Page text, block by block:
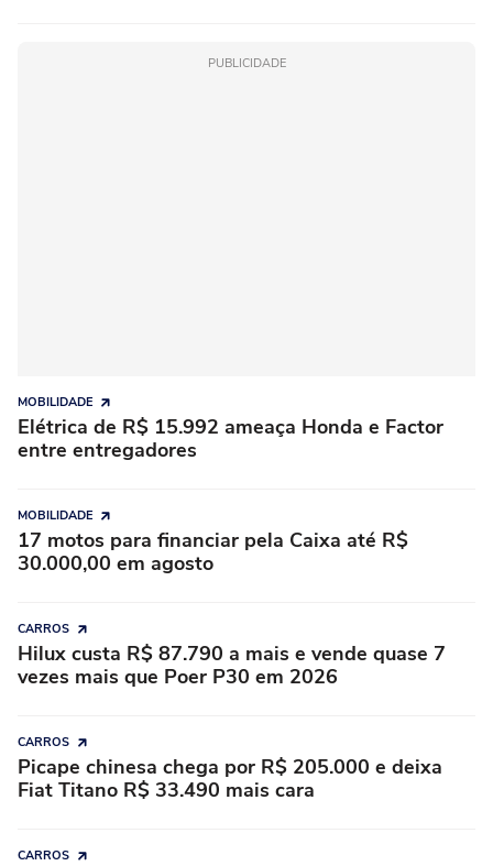
PUBLICIDADE
MOBILIDADE
Elétrica de R$ 15.992 ameaça Honda e Factor
entre entregadores
MOBILIDADE
17 motos para financiar pela Caixa até R$
30.000,00 em agosto
CARROS
Hilux custa R$ 87.790 a mais e vende quase 7
vezes mais que Poer P30 em 2026
CARROS
Picape chinesa chega por R$ 205.000 e deixa
Fiat Titano R$ 33.490 mais cara
CARROS